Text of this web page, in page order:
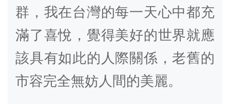
群，我在台灣的每一天心中都充
滿了喜悅，覺得美好的世界就應
該具有如此的人際關係，老舊的
市容完全無妨人間的美麗。